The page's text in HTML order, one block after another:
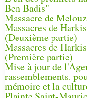
Ben Badis"
Massacre de
Massacres de
(Deuxième partie)
Massacres de
(Première partie)
Mise à jour de
rassemblements,
mémoire et la